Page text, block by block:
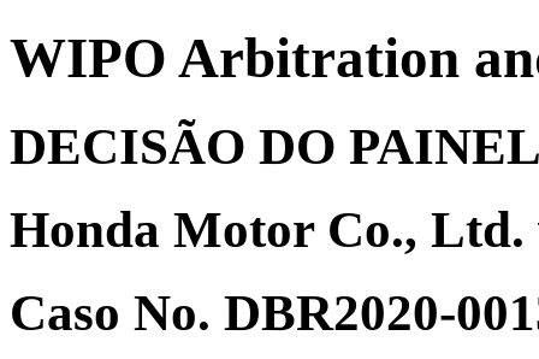
WIPO Arbitration
DECISÃO DO
Honda Motor Co., Ltd.
Caso No. DBR2020-